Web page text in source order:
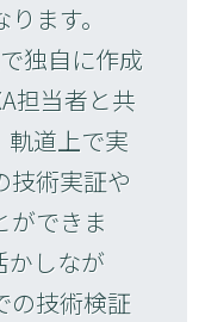
ます。
独自に作成
担当者と共
軌道上で実
技術実証や
ができま
かしなが
の技術検証